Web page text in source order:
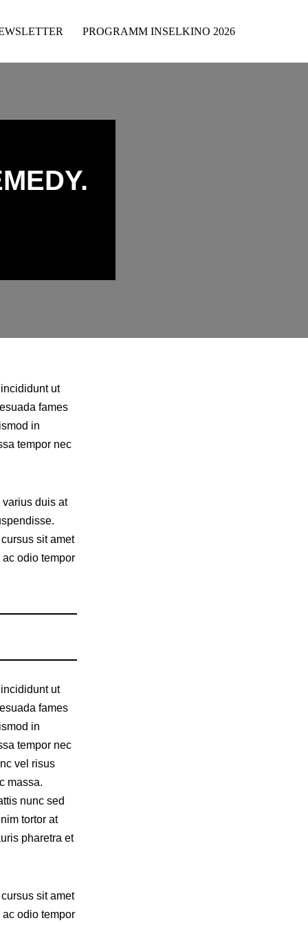
PROGRAMM INSELKINO 2026
ut
fames
in
tempor nec
varius duis at
sit amet
odio tempor
ut
fames
in
tempor nec
vel risus
massa.
nunc sed
tortor at
pharetra et
sit amet
odio tempor